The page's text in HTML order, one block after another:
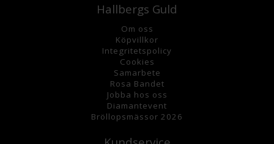
Hallbergs Guld
Om oss
Köpvillkor
Integritetspolicy
Cookies
Samarbete
Rosa Bandet
Jobba hos oss
Diamantevent
Bröllopsmässor 2026